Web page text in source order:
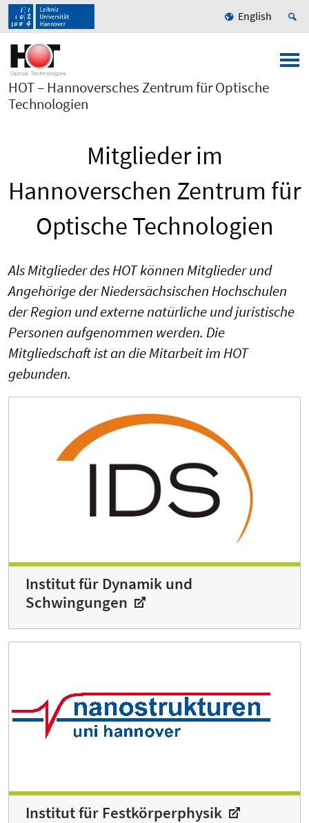
English
HOT – Hannoversches Zentrum für Optische
Technologien
Mitglieder im
Hannoverschen Zentrum für
Optische Technologien
Als Mitglieder des HOT können Mitglieder und
Angehörige der Niedersächsischen Hochschulen
der Region und externe natürliche und juristische
Personen aufgenommen werden. Die
Mitgliedschaft ist an die Mitarbeit im HOT
gebunden.
Institut für Dynamik und
Schwingungen
Institut für Festkörperphysik